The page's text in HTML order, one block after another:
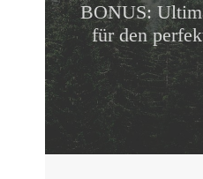
BONUS:
für den